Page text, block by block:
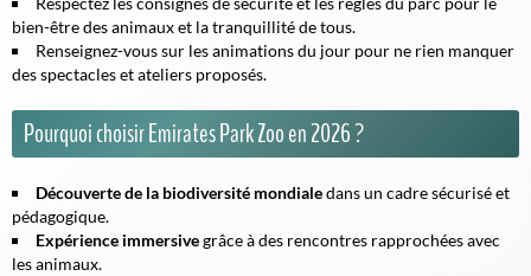
bien-être des animaux et la tranquillité de tous.
Renseignez-vous sur les animations du jour pour ne rien manquer
des spectacles et ateliers proposés.
Pourquoi choisir Emirates Park Zoo en 2026 ?
Découverte de la biodiversité mondialedans un cadre sécurisé et
pédagogique.
Expérience immersivegrâce à des rencontres rapprochées avec
les animaux.